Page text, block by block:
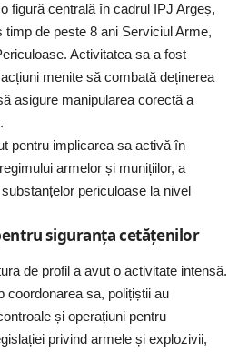
figură centrală în cadrul IPJ Argeș,
de peste 8 ani Serviciul Arme,
Activitatea sa a fost
menite să combată deținerea
asigure manipularea corectă a
pentru implicarea sa activă în
armelor și munițiilor, a
periculoase la nivel
siguranța cetățenilor
de profil a avut o activitate intensă.
coordonarea sa, polițiștii au
și operațiuni pentru
privind armele și explozivii,